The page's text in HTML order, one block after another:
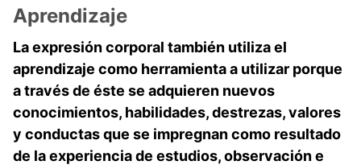
Aprendizaje
La expresión corporal también utiliza el
aprendizaje como herramienta a utilizar porque
a través de éste se adquieren nuevos
conocimientos, habilidades, destrezas, valores
y conductas que se impregnan como resultado
de la experiencia de estudios, observación e